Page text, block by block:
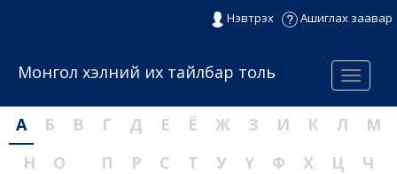
Нэвтрэх Ашиглах заавар
Menu
Монгол хэлний их тайлбар толь
А Б В Г Д Е Ё Ж З И К Л
М
Н
О П Р С Т У Ү Ф Х Ц
Ч